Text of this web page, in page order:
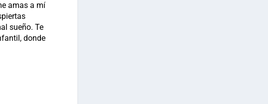
amas a mí
sueño. Te
donde